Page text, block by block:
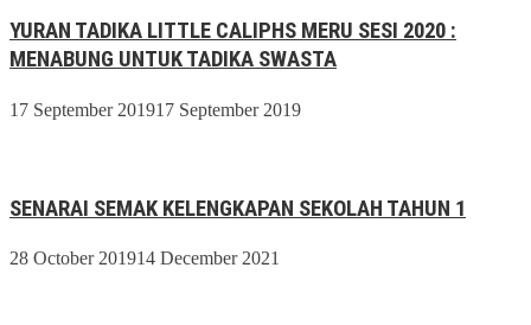
YURAN TADIKA LITTLE CALIPHS MERU SESI 2020 :
MENABUNG UNTUK TADIKA SWASTA
17 September 201917 September 2019
SENARAI SEMAK KELENGKAPAN SEKOLAH TAHUN 1
28 October 201914 December 2021